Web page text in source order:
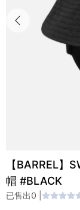
【BARREL】
帽 #BLACK
已售出0